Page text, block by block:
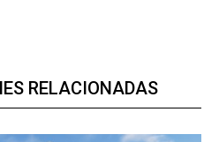
RELACIONADAS